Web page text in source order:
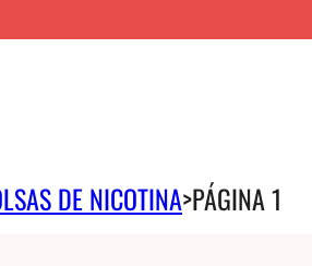
DE NICOTINA>PÁGINA 1